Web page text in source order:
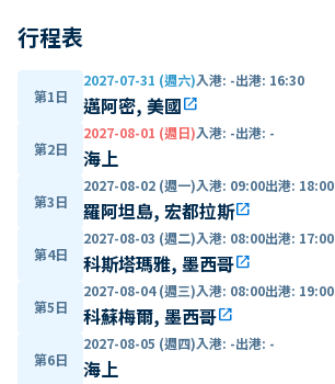
行程表
第1日
2027-07-31 (週六)入港: -出港: 16:30
邁阿密, 美國open_in_new
第2日
2027-08-01 (週日)入港: -出港: -
海上
第3日
2027-08-02 (週一)入港: 09:00出港: 18:00
羅阿坦島, 宏都拉斯open_in_new
第4日
2027-08-03 (週二)入港: 08:00出港: 17:00
科斯塔瑪雅, 墨西哥open_in_new
第5日
2027-08-04 (週三)入港: 08:00出港: 19:00
科蘇梅爾, 墨西哥open_in_new
第6日
2027-08-05 (週四)入港: -出港: -
海上